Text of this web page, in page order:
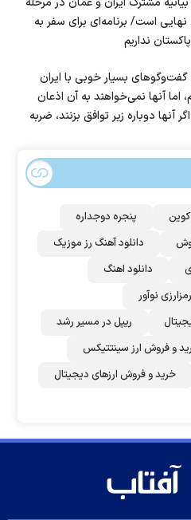
است/ برنامه‌ای برای سفر به
نداریم
گفت‌و‌گو‌های بسیار خوبی با ایران
اما آنها نمی‌خواهند به آن اذعان
آنها دوباره زیر توافق بزنند، ضربه
پنجره دوجداره
دانلود آهنگ رز‌ موزیک
دانلود اهنگ
نوآور
ریپل در مسیر رشد
و فروش ارز سینتتیکس
خرید و فروش ارزهای دیجیتال